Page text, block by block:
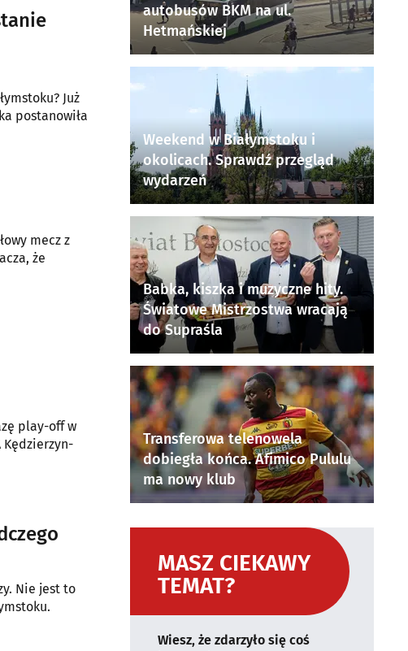
Już
postanowiła
mecz z
że
play-off w
Kędzierzyn-
Nie jest to
autobusów BKM na ul.
Hetmańskiej
Weekend w Białymstoku i
okolicach. Sprawdź przegląd
wydarzeń
Babka, kiszka i muzyczne hity.
Światowe Mistrzostwa wracają
do Supraśla
Transferowa telenowela
dobiegła końca. Afimico Pululu
ma nowy klub
MASZ CIEKAWY
TEMAT?
Wiesz, że zdarzyło się coś